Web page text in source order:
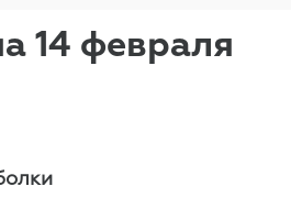
14 февраля